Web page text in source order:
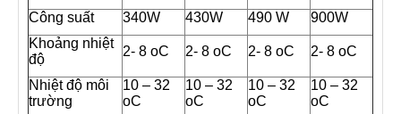
Công suất
340W 430W 490 W
900W
Khoảng nhiệt
độ
2- 8 oC 2- 8 oC 2- 8 oC 2- 8 oC
Nhiệt độ môi
trường
10 – 32
oC
10 – 32
oC
10 – 32
oC
10 – 32
oC